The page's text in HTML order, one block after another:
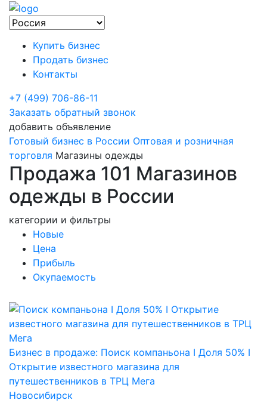
Купить бизнес
Продать бизнес
Контакты
+7 (499) 706-86-11
Заказать обратный звонок
добавить объявление
Готовый бизнес в России Оптовая и розничная
торговля Магазины одежды
Продажа 101 Магазинов
одежды в России
категории и фильтры
Новые
Цена
Прибыль
Окупаемость
Бизнес в продаже: Поиск компаньона I Доля 50% I
Открытие известного магазина для
путешественников в ТРЦ Мега
Новосибирск